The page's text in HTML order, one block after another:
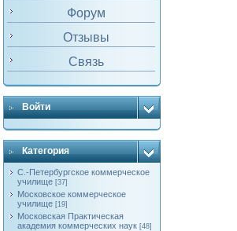
Форум
Отзывы
Связь
Войти
Категория
С.-Петербургское коммерческое
училище [37]
Московское коммерческое
училище [19]
Московская Практическая
академия коммерческих наук [48]